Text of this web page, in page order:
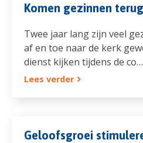
Komen gezinnen
Twee jaar lang zijn veel
af en toe naar de kerk
dienst kijken tijdens de co…
Lees verder
Geloofsgroei